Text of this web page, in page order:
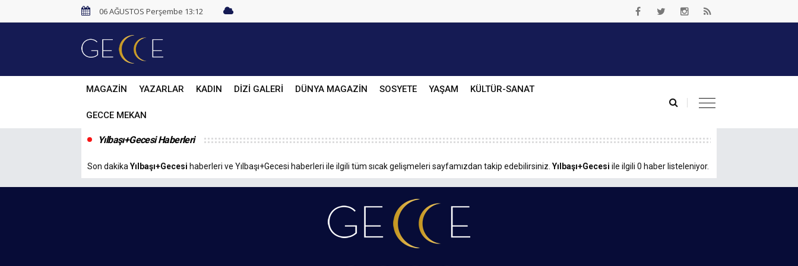
06 AĞUSTOS Perşembe 13:12
MAGAZİN YAZARLAR KADIN DİZİ GALERİ DÜNYA MAGAZİN SOSYETE YAŞAM KÜLTÜR-SANAT
GECCE MEKAN
Yılbaşı+Gecesi Haberleri
Son dakika Yılbaşı+Gecesi haberleri ve Yılbaşı+Gecesi haberleri ile ilgili tüm sıcak gelişmeleri sayfamızdan takip edebilirsiniz. Yılbaşı+Gecesi ile ilgili 0 haber listeleniyor.